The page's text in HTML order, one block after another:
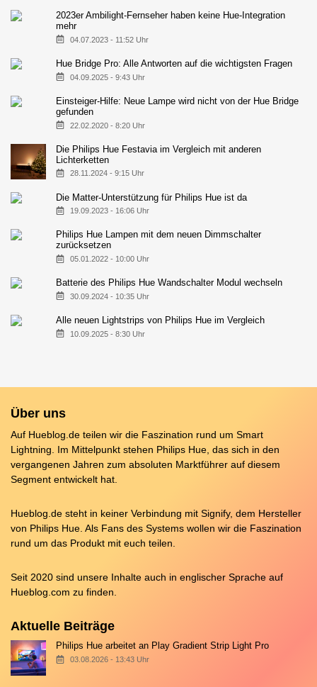
2023er Ambilight-Fernseher haben keine Hue-Integration
mehr
04.07.2023 - 11:52 Uhr
Hue Bridge Pro: Alle Antworten auf die wichtigsten Fragen
04.09.2025 - 9:43 Uhr
Einsteiger-Hilfe: Neue Lampe wird nicht von der Hue Bridge
gefunden
22.02.2020 - 8:20 Uhr
Die Philips Hue Festavia im Vergleich mit anderen
Lichterketten
28.11.2024 - 9:15 Uhr
Die Matter-Unterstützung für Philips Hue ist da
19.09.2023 - 16:06 Uhr
Philips Hue Lampen mit dem neuen Dimmschalter
zurücksetzen
05.01.2022 - 10:00 Uhr
Batterie des Philips Hue Wandschalter Modul wechseln
30.09.2024 - 10:35 Uhr
Alle neuen Lightstrips von Philips Hue im Vergleich
10.09.2025 - 8:30 Uhr
Über uns
Auf Hueblog.de teilen wir die Faszination rund um Smart
Lightning. Im Mittelpunkt stehen Philips Hue, das sich in den
vergangenen Jahren zum absoluten Marktführer auf diesem
Segment entwickelt hat.
Hueblog.de steht in keiner Verbindung mit Signify, dem Hersteller
von Philips Hue. Als Fans des Systems wollen wir die Faszination
rund um das Produkt mit euch teilen.
Seit 2020 sind unsere Inhalte auch in englischer Sprache auf
Hueblog.com zu finden.
Aktuelle Beiträge
Philips Hue arbeitet an Play Gradient Strip Light Pro
03.08.2026 - 13:43 Uhr